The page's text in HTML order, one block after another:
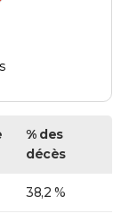
% des
décès
38,2 %